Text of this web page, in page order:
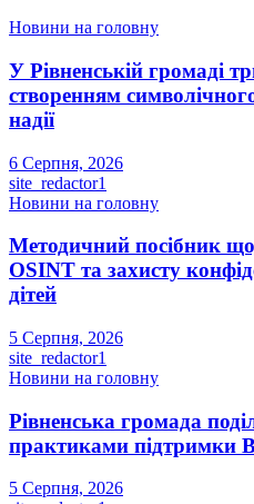
Новини на головну
У Рівненській громаді
створенням
надії
6 Серпня, 2026
site_redactor1
Новини на головну
Методичний посібник
OSINT та захисту
дітей
5 Серпня, 2026
site_redactor1
Новини на головну
Рівненська громада
практиками підтримки
5 Серпня, 2026